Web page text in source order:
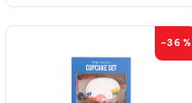
–36 %